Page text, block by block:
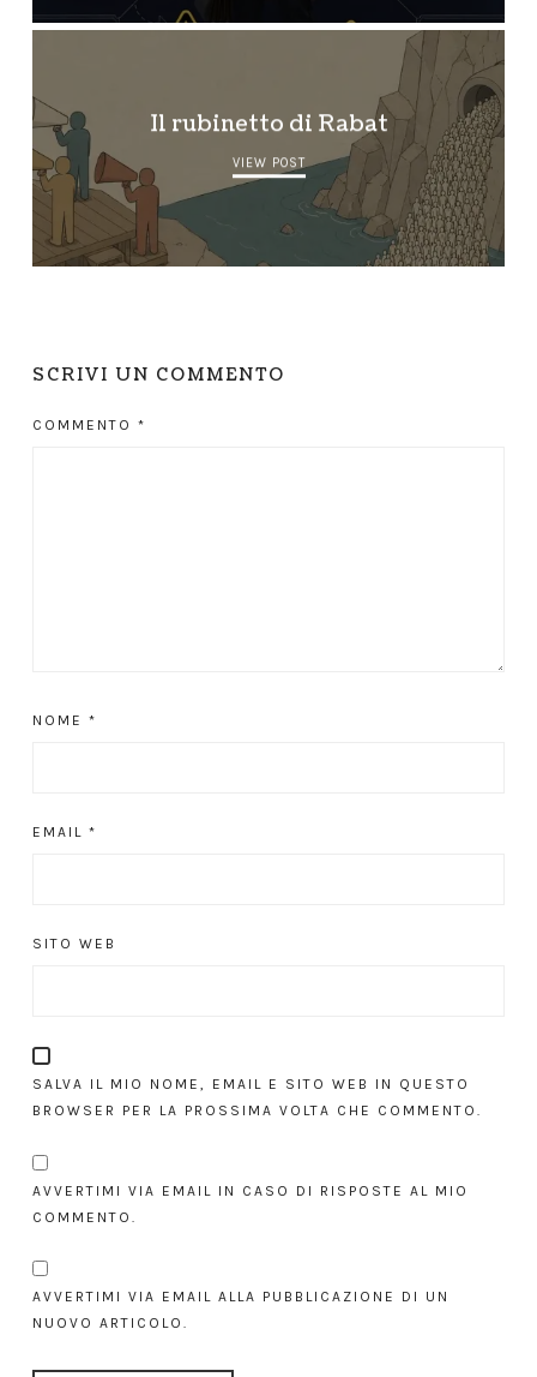
Il rubinetto di Rabat
VIEW POST
SCRIVI UN COMMENTO
COMMENTO *
NOME *
EMAIL *
SITO WEB
SALVA IL MIO NOME, EMAIL E SITO WEB IN QUESTO
BROWSER PER LA PROSSIMA VOLTA CHE COMMENTO.
AVVERTIMI VIA EMAIL IN CASO DI RISPOSTE AL MIO
COMMENTO.
AVVERTIMI VIA EMAIL ALLA PUBBLICAZIONE DI UN
NUOVO ARTICOLO.